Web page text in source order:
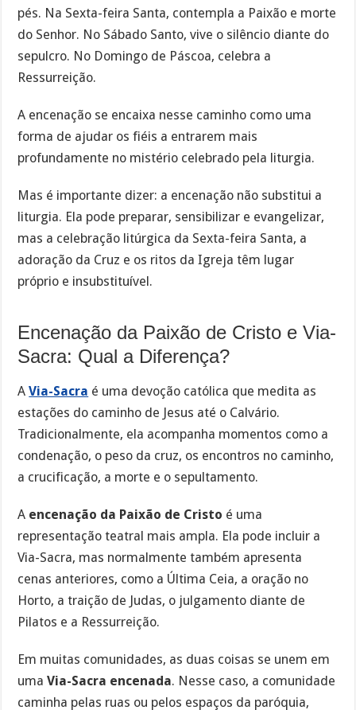
pés. Na Sexta-feira Santa, contempla a Paixão e morte
do Senhor. No Sábado Santo, vive o silêncio diante do
sepulcro. No Domingo de Páscoa, celebra a
Ressurreição.
A encenação se encaixa nesse caminho como uma
forma de ajudar os fiéis a entrarem mais
profundamente no mistério celebrado pela liturgia.
Mas é importante dizer: a encenação não substitui a
liturgia. Ela pode preparar, sensibilizar e evangelizar,
mas a celebração litúrgica da Sexta-feira Santa, a
adoração da Cruz e os ritos da Igreja têm lugar
próprio e insubstituível.
Encenação da Paixão de Cristo e Via-
Sacra: Qual a Diferença?
AVia-Sacra é uma devoção católica que medita as
estações do caminho de Jesus até o Calvário.
Tradicionalmente, ela acompanha momentos como a
condenação, o peso da cruz, os encontros no caminho,
a crucificação, a morte e o sepultamento.
A encenação da Paixão de Cristo é uma
representação teatral mais ampla. Ela pode incluir a
Via-Sacra, mas normalmente também apresenta
cenas anteriores, como a Última Ceia, a oração no
Horto, a traição de Judas, o julgamento diante de
Pilatos e a Ressurreição.
Em muitas comunidades, as duas coisas se unem em
umaVia-Sacra encenada. Nesse caso, a comunidade
caminha pelas ruas ou pelos espaços da paróquia,